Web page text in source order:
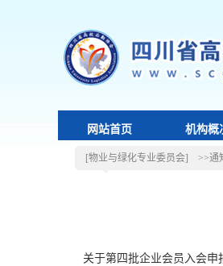
网站首页 机构概
[物业与绿化专业委员会] >>通
关于第四批企业会员入会申